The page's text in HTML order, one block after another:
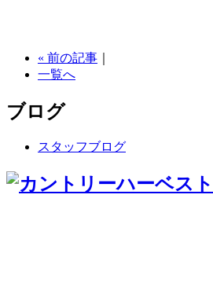
« 前の記事
一覧へ
ブログ
スタッフブログ